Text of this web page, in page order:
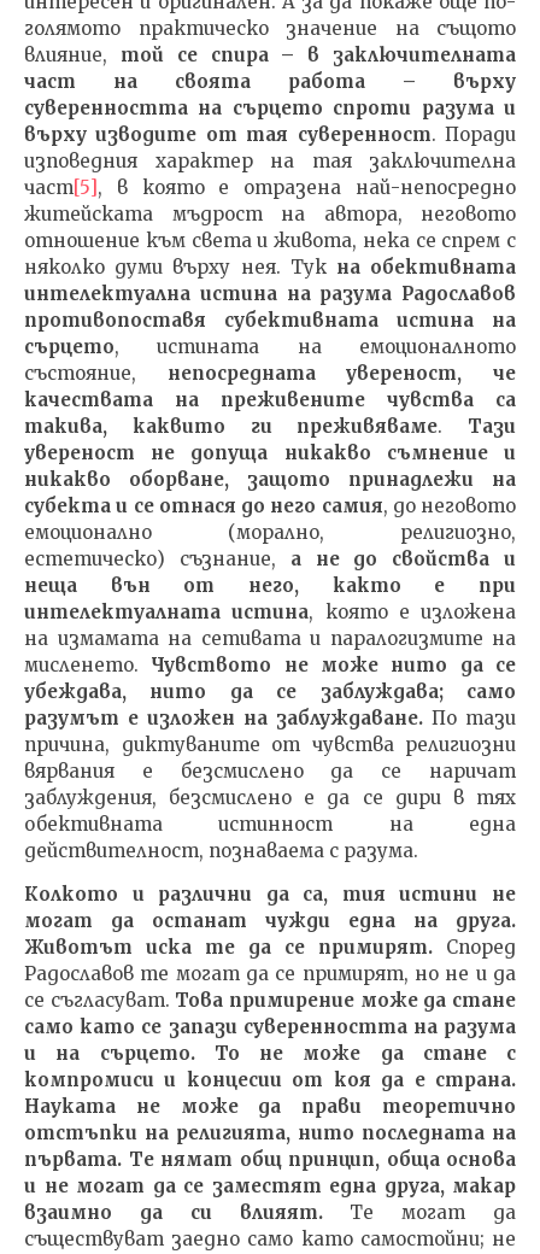
голямото практическо значение на същото
влияние, той се спира – в заключителната
част на своята работа – върху
суверенността на сърцето спроти разума и
върху изводите от тая суверенност. Поради
изповедния характер на тая заключителна
част[5], в която е отразена най-непосредно
житейската мъдрост на автора, неговото
отношение към света и живота, нека се спрем с
няколко думи върху нея. Тук на обективната
интелектуална истина на разума Радославов
противопоставя субективната истина на
сърцето, истината на емоционалното
състояние, непосредната увереност, че
качествата на преживените чувства са
такива, каквито ги преживяваме. Тази
увереност не допуща никакво съмнение и
никакво оборване, защото принадлежи на
субекта и се отнася до него самия, до неговото
емоционално (морално, религиозно,
естетическо) съзнание, а не до свойства и
неща вън от него, както е при
интелектуалната истина, която е изложена
на измамата на сетивата и паралогизмите на
мисленето. Чувството не може нито да се
убеждава, нито да се заблуждава; само
разумът е изложен на заблуждаване. По тази
причина, диктуваните от чувства религиозни
вярвания е безсмислено да се наричат
заблуждения, безсмислено е да се дири в тях
обективната истинност на една
действителност, познаваема с разума.
Колкото и различни да са, тия истини не
могат да останат чужди една на друга.
Животът иска те да се примирят. Според
Радославов те могат да се примирят, но не и да
се съгласуват. Това примирение може да стане
само като се запази суверенността на разума
и на сърцето. То не може да стане с
компромиси и концесии от коя да е страна.
Науката не може да прави теоретично
отстъпки на религията, нито последната на
първата. Те нямат общ принцип, обща основа
и не могат да се заместят една друга, макар
взаимно да си влияят.Те могат да
съществуват заедно само като самостойни; не